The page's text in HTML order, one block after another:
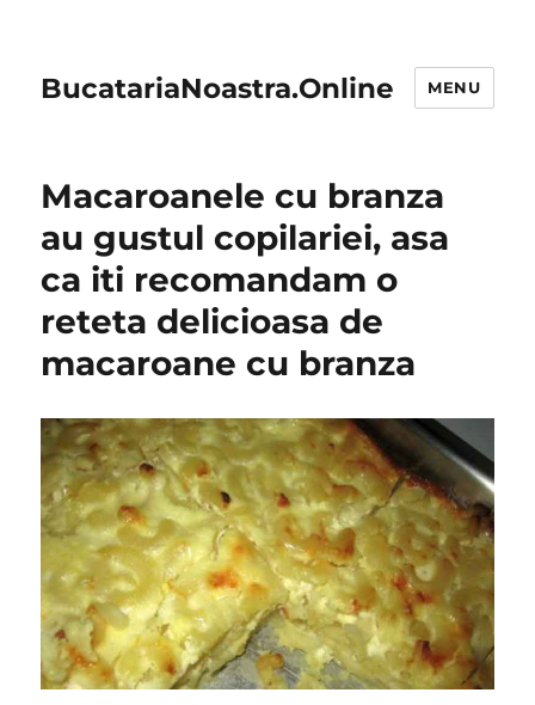
BucatariaNoastra.Online MENU
Macaroanele cu branza
au gustul copilariei, asa
ca iti recomandam o
reteta delicioasa de
macaroane cu branza